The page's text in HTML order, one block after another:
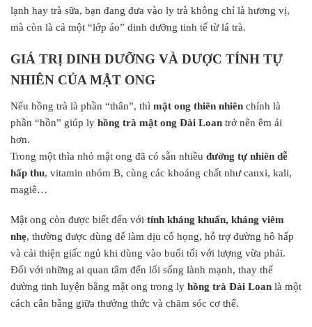
lạnh hay trà sữa, bạn đang đưa vào ly trà không chỉ là hương vị,
mà còn là cả một “lớp áo” dinh dưỡng tinh tế từ lá trà.
GIÁ TRỊ DINH DƯỠNG VÀ DƯỢC TÍNH TỰ
NHIÊN CỦA MẬT ONG
Nếu hồng trà là phần “thân”, thì mật ong thiên nhiên chính là
phần “hồn” giúp ly hồng trà mật ong Đài Loan trở nên êm ái
hơn.
Trong một thìa nhỏ mật ong đã có sẵn nhiều đường tự nhiên dễ
hấp thu, vitamin nhóm B, cùng các khoáng chất như canxi, kali,
magiê…
Mật ong còn được biết đến với tính kháng khuẩn, kháng viêm
nhẹ, thường được dùng để làm dịu cổ họng, hỗ trợ đường hô hấp
và cải thiện giấc ngủ khi dùng vào buổi tối với lượng vừa phải.
Đối với những ai quan tâm đến lối sống lành mạnh, thay thế
đường tinh luyện bằng mật ong trong ly hồng trà Đài Loan là một
cách cân bằng giữa thưởng thức và chăm sóc cơ thể.